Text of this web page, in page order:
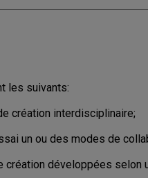
les suivants:
création interdisciplinaire;
un ou des modes de
création développées selon